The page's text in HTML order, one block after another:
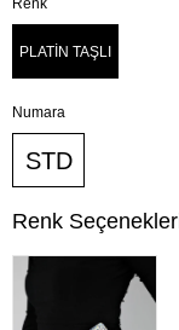
PLATİN TAŞLI
Numara
STD
Renk